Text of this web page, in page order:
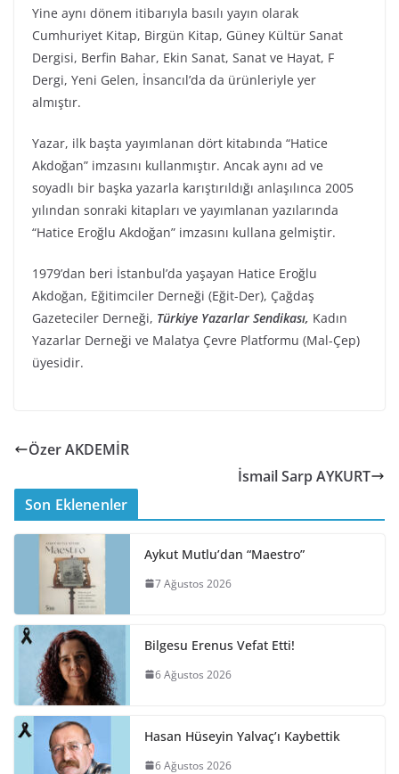
Yine aynı dönem itibarıyla basılı yayın olarak
Cumhuriyet Kitap, Birgün Kitap, Güney Kültür Sanat
Dergisi, Berfin Bahar, Ekin Sanat, Sanat ve Hayat, F
Dergi, Yeni Gelen, İnsancıl’da da ürünleriyle yer
almıştır.
Yazar, ilk başta yayımlanan dört kitabında “Hatice
Akdoğan” imzasını kullanmıştır. Ancak aynı ad ve
soyadlı bir başka yazarla karıştırıldığı anlaşılınca 2005
yılından sonraki kitapları ve yayımlanan yazılarında
“Hatice Eroğlu Akdoğan” imzasını kullana gelmiştir.
1979’dan beri İstanbul’da yaşayan Hatice Eroğlu
Akdoğan, Eğitimciler Derneği (Eğit-Der), Çağdaş
Gazeteciler Derneği, Türkiye Yazarlar Sendikası, Kadın
Yazarlar Derneği ve Malatya Çevre Platformu (Mal-Çep)
üyesidir.
Özer AKDEMİR
İsmail Sarp AYKURT
Son Eklenenler
Aykut Mutlu’dan “Maestro”
7 Ağustos 2026
Bilgesu Erenus Vefat Etti!
6 Ağustos 2026
Hasan Hüseyin Yalvaç’ı Kaybettik
6 Ağustos 2026